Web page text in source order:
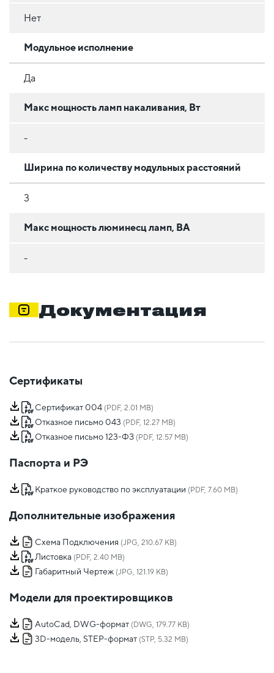
Нет
Модульное исполнение
Да
Макс мощность ламп накаливания, Вт
-
Ширина по количеству модульных расстояний
3
Макс мощность люминесц ламп, ВА
-
Документация
Сертификаты
Сертификат 004 (PDF, 2.01 MB)
Отказное письмо 043 (PDF, 12.27 MB)
Отказное письмо 123-ФЗ (PDF, 12.57 MB)
Паспорта и РЭ
Краткое руководство по эксплуатации (PDF, 7.60 MB)
Дополнительные изображения
Схема Подключения (JPG, 210.67 KB)
Листовка (PDF, 2.40 MB)
Габаритный Чертеж (JPG, 121.19 KB)
Модели для проектировщиков
AutoCad, DWG-формат (DWG, 179.77 KB)
3D-модель, STEP-формат (STP, 5.32 MB)